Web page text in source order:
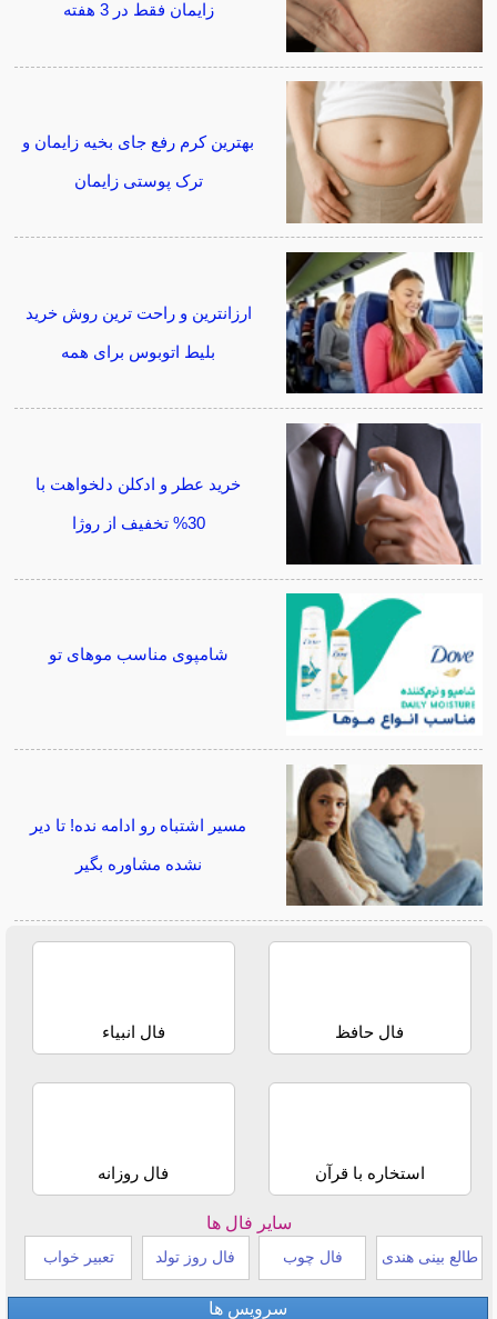
زایمان فقط در 3 هفته
بهترین کرم رفع جای بخیه زایمان و
ترک پوستی زایمان
ارزانترین و راحت ترین روش خرید
بلیط اتوبوس برای همه
خرید عطر و ادکلن دلخواهت با
30% تخفیف از روژا
شامپوی مناسب موهای تو
مسیر اشتباه رو ادامه نده! تا دیر
نشده مشاوره بگیر
فال حافظ فال انبیاء
استخاره با قرآن فال روزانه
سایر فال ها
طالع بینی هندی فال چوب فال روز تولد تعبیر خواب
سرویس ها